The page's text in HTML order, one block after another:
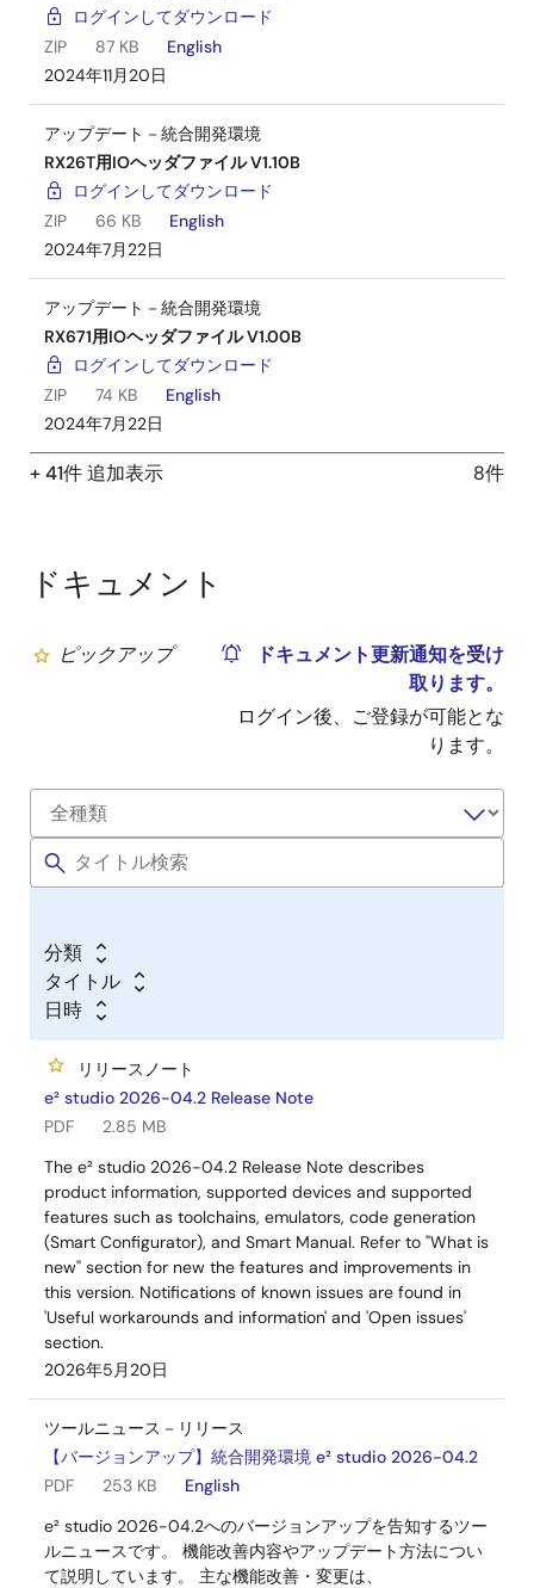
ログインしてダウンロード
ZIP
87 KB
English
2024年11月20日
アップデート－統合開発環境
RX26T用IOヘッダファイル V1.10B
ログインしてダウンロード
ZIP
66 KB
English
2024年7月22日
アップデート－統合開発環境
RX671用IOヘッダファイル V1.00B
ログインしてダウンロード
ZIP
74 KB
English
2024年7月22日
+ 41件 追加表示 8件
ドキュメント
ピックアップ
ドキュメント更新通知を受け
取ります。
ログイン後、ご登録が可能とな
ります。
分類
タイトル
日時
リリースノート
e² studio 2026-04.2 Release Note
PDF
2.85 MB
The e² studio 2026-04.2 Release Note describes
product information, supported devices and supported
features such as toolchains, emulators, code generation
(Smart Configurator), and Smart Manual. Refer to "What is
new" section for new the features and improvements in
this version. Notifications of known issues are found in
'Useful workarounds and information' and 'Open issues'
section.
2026年5月20日
ツールニュース－リリース
【バージョンアップ】統合開発環境 e² studio 2026-04.2
PDF
253 KB
English
e² studio 2026-04.2へのバージョンアップを告知するツー
ルニュースです。 機能改善内容やアップデート方法につい
て説明しています。 主な機能改善・変更は、